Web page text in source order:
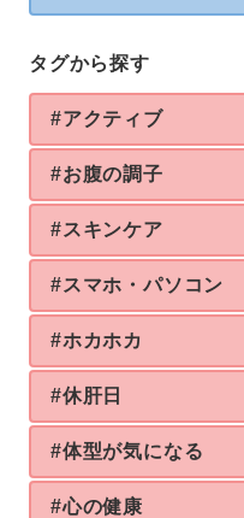
タグから探す
#アクティブ
#お腹の調子
#スキンケア
#スマホ・パソコン
#ホカホカ
#休肝日
#体型が気になる
#心の健康